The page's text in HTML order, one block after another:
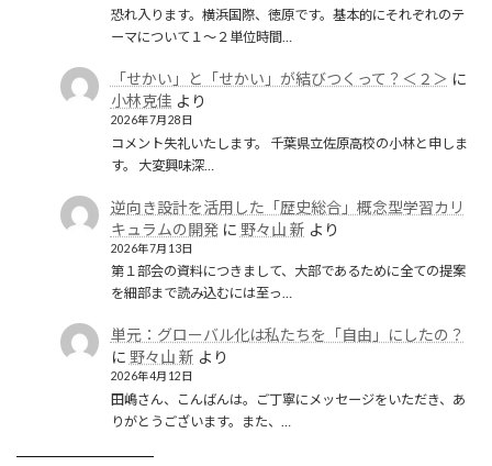
恐れ入ります。横浜国際、徳原です。基本的にそれぞれのテ
ーマについて１〜２単位時間…
「せかい」と「せかい」が結びつくって？＜２＞ に
小林克佳 より
2026年7月28日
コメント失礼いたします。 千葉県立佐原高校の小林と申しま
す。 大変興味深…
逆向き設計を活用した「歴史総合」概念型学習カリ
キュラムの開発に 野々山 新 より
2026年7月13日
第１部会の資料につきまして、大部であるために全ての提案
を細部まで読み込むには至っ…
単元：グローバル化は私たちを「自由」にしたの？
に 野々山 新 より
2026年4月12日
田嶋さん、こんばんは。ご丁寧にメッセージをいただき、あ
りがとうございます。また、…